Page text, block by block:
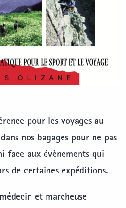
pour les voyages au
nos bagages pour ne pas
face aux évènements qui
de certaines expéditions.
et marcheuse